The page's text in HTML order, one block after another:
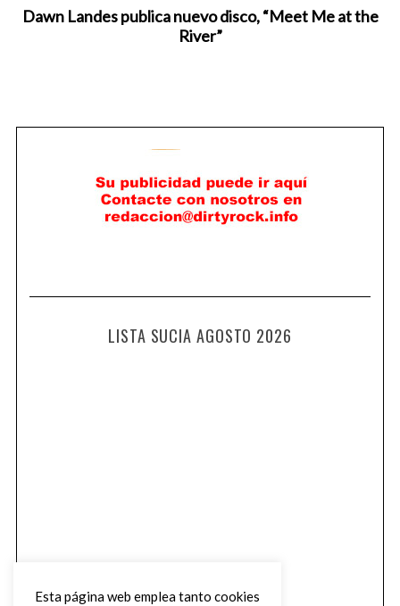
Dawn Landes publica nuevo disco, “Meet Me at the
River”
LISTA SUCIA AGOSTO 2026
Esta página web emplea tanto cookies